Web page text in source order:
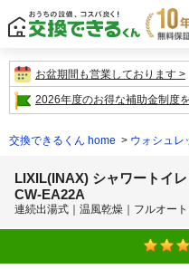
お盆期間も営業しております
2026年度のお得な補助金制度
交換できるくん home ウォシュレ
LIXIL(INAX) シャワートイ
CW-EA22A
連続出湯式｜温風乾燥｜フルオー